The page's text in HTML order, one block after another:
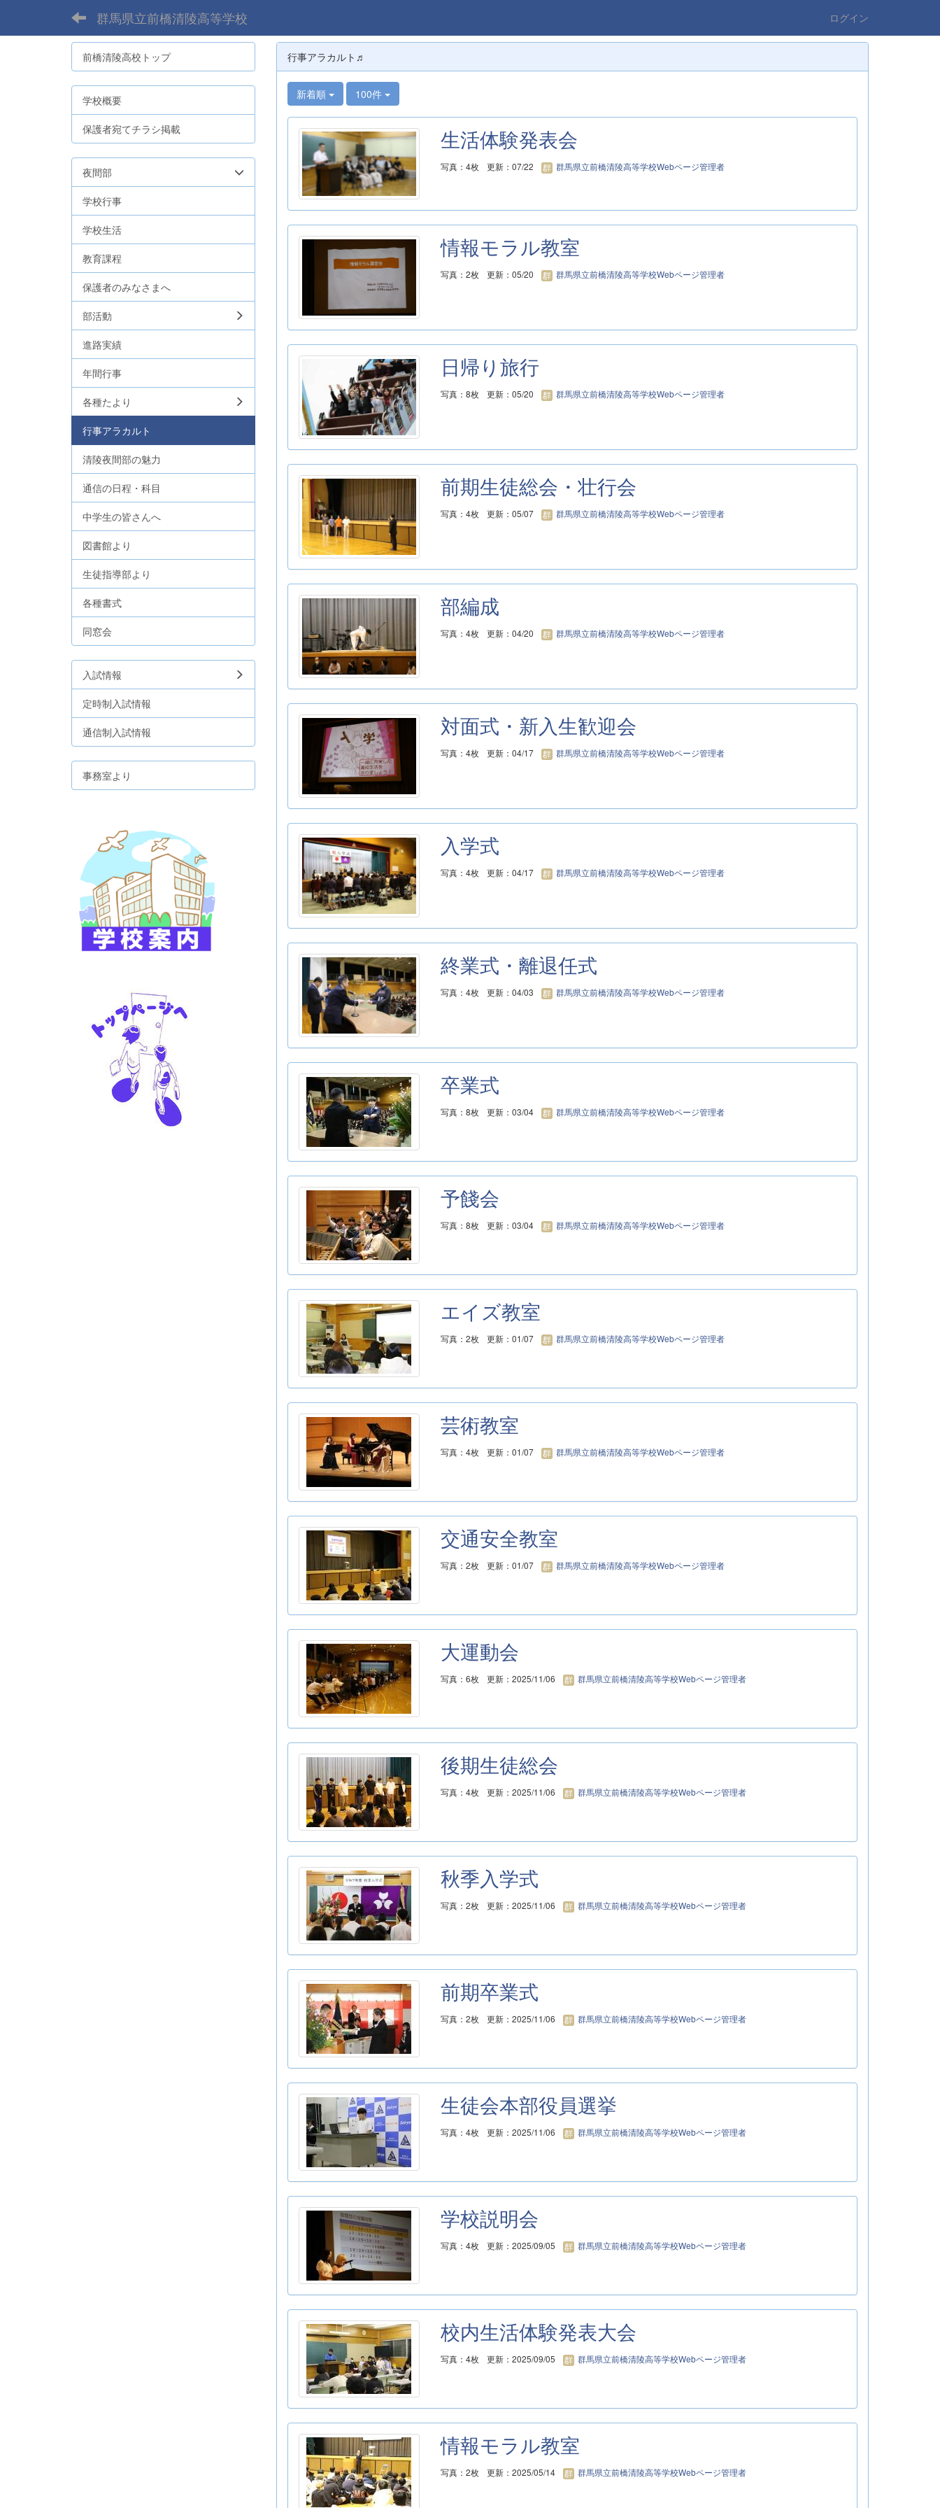
群馬県立前橋清陵高等学校 ログイン
行事アラカルト♬
新着順 100件
生活体験発表会
写真：4枚 更新：07/22 群馬県立前橋清陵高等学校Webページ管理者
情報モラル教室
写真：2枚 更新：05/20 群馬県立前橋清陵高等学校Webページ管理者
日帰り旅行
写真：8枚 更新：05/20 群馬県立前橋清陵高等学校Webページ管理者
前期生徒総会・壮行会
写真：4枚 更新：05/07 群馬県立前橋清陵高等学校Webページ管理者
部編成
写真：4枚 更新：04/20 群馬県立前橋清陵高等学校Webページ管理者
対面式・新入生歓迎会
写真：4枚 更新：04/17 群馬県立前橋清陵高等学校Webページ管理者
入学式
写真：4枚 更新：04/17 群馬県立前橋清陵高等学校Webページ管理者
終業式・離退任式
写真：4枚 更新：04/03 群馬県立前橋清陵高等学校Webページ管理者
卒業式
写真：8枚 更新：03/04 群馬県立前橋清陵高等学校Webページ管理者
予餞会
写真：8枚 更新：03/04 群馬県立前橋清陵高等学校Webページ管理者
エイズ教室
写真：2枚 更新：01/07 群馬県立前橋清陵高等学校Webページ管理者
芸術教室
写真：4枚 更新：01/07 群馬県立前橋清陵高等学校Webページ管理者
交通安全教室
写真：2枚 更新：01/07 群馬県立前橋清陵高等学校Webページ管理者
大運動会
写真：6枚 更新：2025/11/06 群馬県立前橋清陵高等学校Webページ管理者
後期生徒総会
写真：4枚 更新：2025/11/06 群馬県立前橋清陵高等学校Webページ管理者
秋季入学式
写真：2枚 更新：2025/11/06 群馬県立前橋清陵高等学校Webページ管理者
前期卒業式
写真：2枚 更新：2025/11/06 群馬県立前橋清陵高等学校Webページ管理者
生徒会本部役員選挙
写真：4枚 更新：2025/11/06 群馬県立前橋清陵高等学校Webページ管理者
学校説明会
写真：4枚 更新：2025/09/05 群馬県立前橋清陵高等学校Webページ管理者
校内生活体験発表大会
写真：4枚 更新：2025/09/05 群馬県立前橋清陵高等学校Webページ管理者
情報モラル教室
写真：2枚 更新：2025/05/14 群馬県立前橋清陵高等学校Webページ管理者
前橋清陵高校トップ
学校概要
保護者宛てチラシ掲載
夜間部
学校行事
学校生活
教育課程
保護者のみなさまへ
部活動
進路実績
年間行事
各種たより
行事アラカルト
清陵夜間部の魅力
通信の日程・科目
中学生の皆さんへ
図書館より
生徒指導部より
各種書式
同窓会
入試情報
定時制入試情報
通信制入試情報
事務室より